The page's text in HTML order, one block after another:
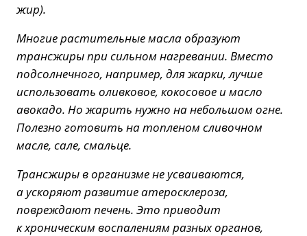
жир).
Многие растительные масла образуют
трансжиры при сильном нагревании. Вместо
подсолнечного, например, для жарки, лучше
использовать оливковое, кокосовое и масло
авокадо. Но жарить нужно на небольшом огне.
Полезно готовить на топленом сливочном
масле, сале, смальце.
Трансжиры в организме не усваиваются,
а ускоряют развитие атеросклероза,
повреждают печень. Это приводит
к хроническим воспалениям разных органов,